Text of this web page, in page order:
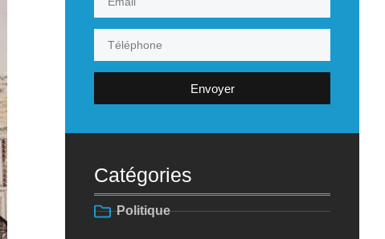
Envoyer
Catégories
Politique